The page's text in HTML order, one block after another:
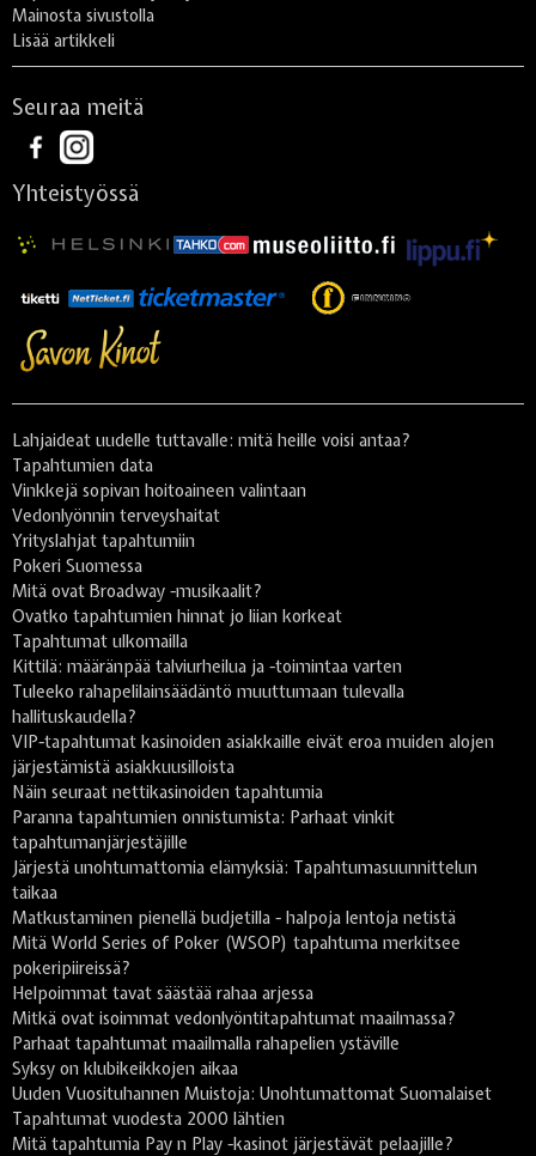
Mainosta sivustolla
Lisää artikkeli
Seuraa meitä
Yhteistyössä
Lahjaideat uudelle tuttavalle: mitä heille voisi antaa?
Tapahtumien data
Vinkkejä sopivan hoitoaineen valintaan
Vedonlyönnin terveyshaitat
Yrityslahjat tapahtumiin
Pokeri Suomessa
Mitä ovat Broadway -musikaalit?
Ovatko tapahtumien hinnat jo liian korkeat
Tapahtumat ulkomailla
Kittilä: määränpää talviurheilua ja -toimintaa varten
Tuleeko rahapelilainsäädäntö muuttumaan tulevalla
hallituskaudella?
VIP-tapahtumat kasinoiden asiakkaille eivät eroa muiden alojen
järjestämistä asiakkuusilloista
Näin seuraat nettikasinoiden tapahtumia
Paranna tapahtumien onnistumista: Parhaat vinkit
tapahtumanjärjestäjille
Järjestä unohtumattomia elämyksiä: Tapahtumasuunnittelun
taikaa
Matkustaminen pienellä budjetilla - halpoja lentoja netistä
Mitä World Series of Poker (WSOP) tapahtuma merkitsee
pokeripiireissä?
Helpoimmat tavat säästää rahaa arjessa
Mitkä ovat isoimmat vedonlyöntitapahtumat maailmassa?
Parhaat tapahtumat maailmalla rahapelien ystäville
Syksy on klubikeikkojen aikaa
Uuden Vuosituhannen Muistoja: Unohtumattomat Suomalaiset
Tapahtumat vuodesta 2000 lähtien
Mitä tapahtumia Pay n Play -kasinot järjestävät pelaajille?